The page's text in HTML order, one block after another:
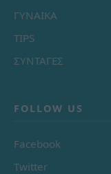
ΓΥΝΑΙΚΑ
TIPS
ΣΥΝΤΑΓΕΣ
FOLLOW US
Facebook
Twitter